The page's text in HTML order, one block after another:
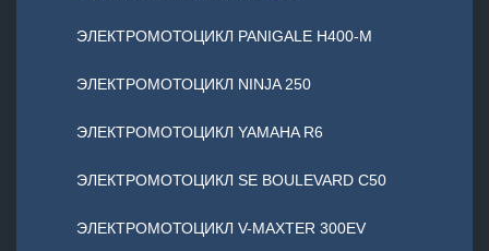
ЭЛЕКТРОМОТОЦИКЛ PANIGALE H400-M
ЭЛЕКТРОМОТОЦИКЛ NINJA 250
ЭЛЕКТРОМОТОЦИКЛ YAMAHA R6
ЭЛЕКТРОМОТОЦИКЛ SE BOULEVARD C50
ЭЛЕКТРОМОТОЦИКЛ V-MAXTER 300EV